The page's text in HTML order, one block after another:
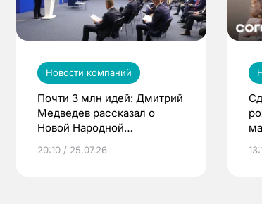
Новости компаний
Почти 3 млн идей: Дмитрий
Медведев рассказал о
Новой Народной
20:10 / 25.07.26